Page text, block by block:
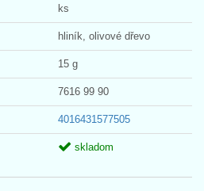
ks
hliník, olivové dřevo
15 g
7616 99 90
4016431577505
skladom